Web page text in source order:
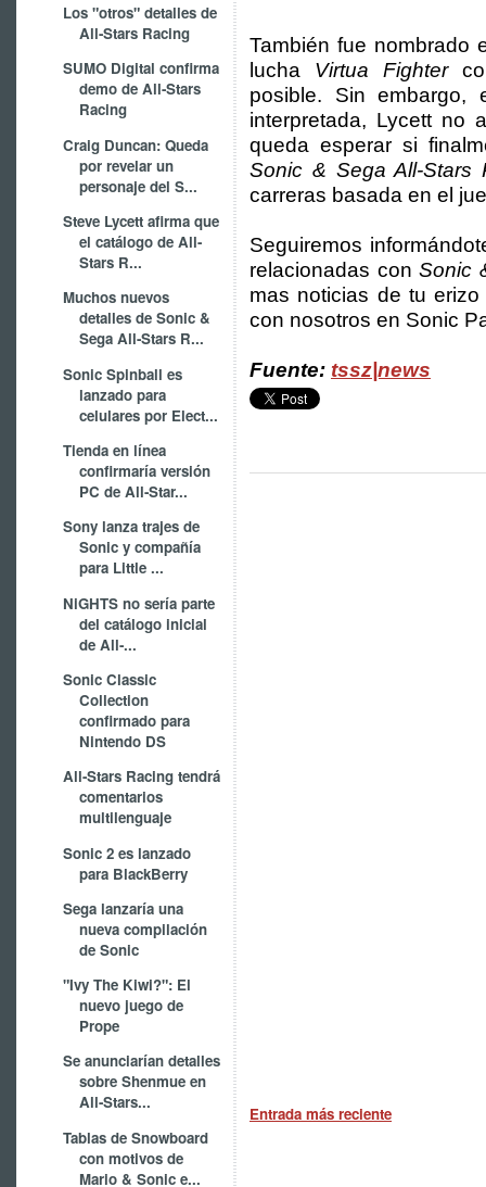
Los "otros" detalles de
All-Stars Racing
SUMO Digital confirma
demo de All-Stars
Racing
Craig Duncan: Queda
por revelar un
personaje del S...
Steve Lycett afirma que
el catálogo de All-
Stars R...
Muchos nuevos
detalles de Sonic &
Sega All-Stars R...
Sonic Spinball es
lanzado para
celulares por Elect...
Tienda en línea
confirmaría versión
PC de All-Star...
Sony lanza trajes de
Sonic y compañía
para Little ...
NiGHTS no sería parte
del catálogo inicial
de All-...
Sonic Classic
Collection
confirmado para
Nintendo DS
All-Stars Racing tendrá
comentarios
multilenguaje
Sonic 2 es lanzado
para BlackBerry
Sega lanzaría una
nueva compilación
de Sonic
"Ivy The Kiwi?": El
nuevo juego de
Prope
Se anunciarían detalles
sobre Shenmue en
All-Stars...
Tablas de Snowboard
con motivos de
Mario & Sonic e...
También fue nombrado
lucha Virtua Fighter
posible. Sin
interpretada, Lycett no
queda esperar si
Sonic & Sega All-Stars
carreras basada en el
Seguiremos
relacionadas conSonic
mas noticias de tu
con nosotros en Sonic
Fuente: tssz|news
Entrada más reciente